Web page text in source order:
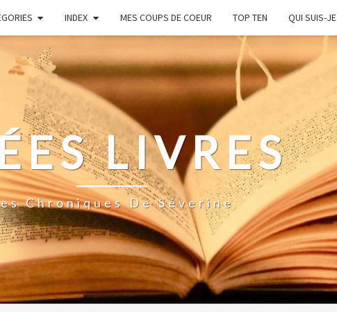
INDEX MES COUPS DE COEUR TOP TEN QUI SUIS-JE
LIVRES
Chroniques De Séverine